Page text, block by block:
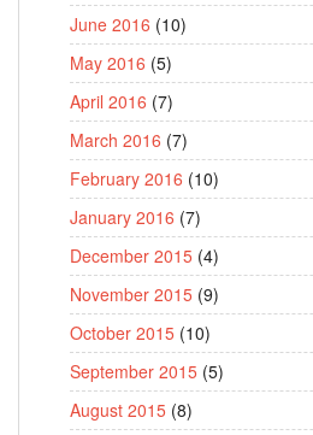
June 2016 (10)
May 2016 (5)
April 2016 (7)
March 2016 (7)
February 2016 (10)
January 2016 (7)
December 2015 (4)
November 2015 (9)
October 2015 (10)
September 2015 (5)
August 2015 (8)